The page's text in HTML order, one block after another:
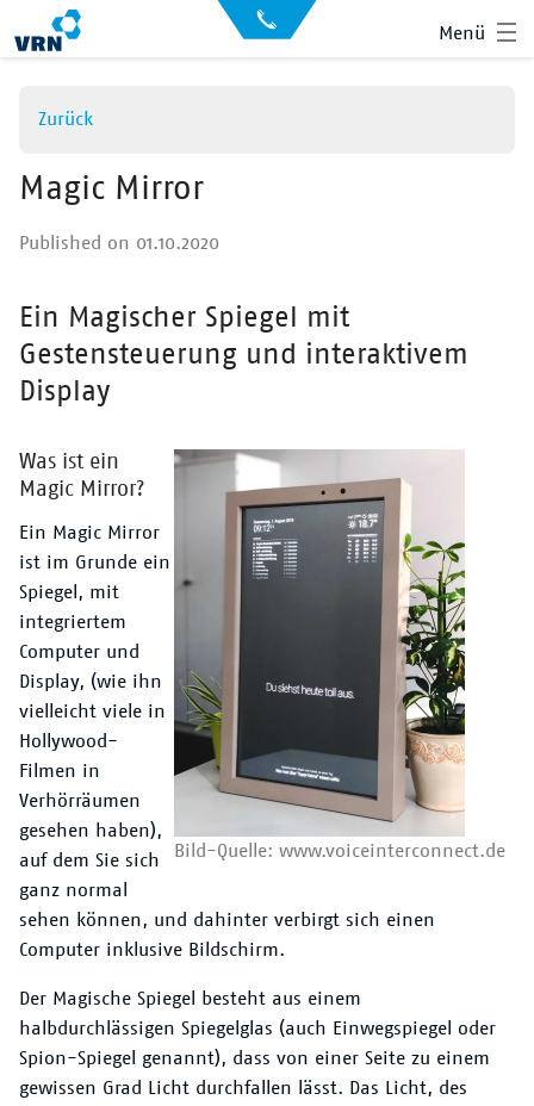
zum
Menü
Showroom
Zurück
Magic Mirror
Published on 01.10.2020
Überschrift
Ein Magischer Spiegel mit
Gestensteuerung und interaktivem
Display
Bild-Quelle: www.voiceinterconnect.de
Text
Was ist ein
Magic Mirror?
Ein Magic Mirror
ist im Grunde ein
Spiegel, mit
integriertem
Computer und
Display, (wie ihn
vielleicht viele in
Hollywood-
Filmen in
Verhörräumen
gesehen haben),
auf dem Sie sich
ganz normal
sehen können, und dahinter verbirgt sich einen
Computer inklusive Bildschirm.
Der Magische Spiegel besteht aus einem
halbdurchlässigen Spiegelglas (auch Einwegspiegel oder
Spion-Spiegel genannt), dass von einer Seite zu einem
gewissen Grad Licht durchfallen lässt. Das Licht, des